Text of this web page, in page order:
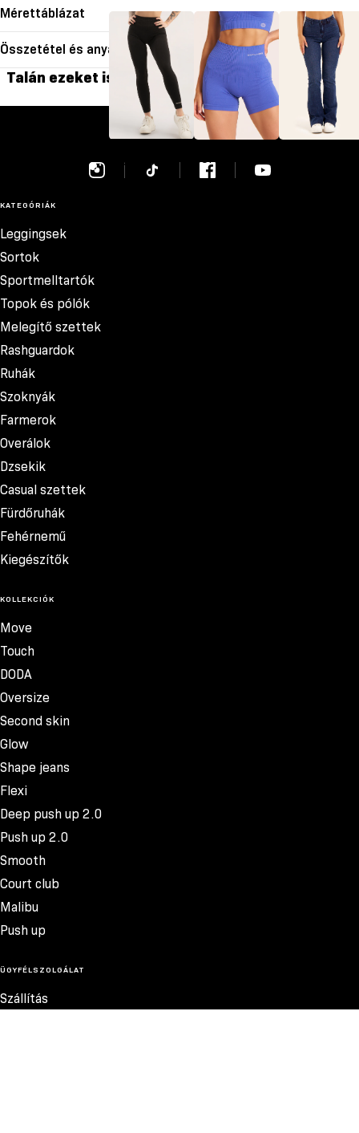
Mérettáblázat
Összetétel és anyagok
Talán ezeket is szereted
GYM GLAMOUR
KATEGÓRIÁK
Leggingsek
Sortok
Sportmelltartók
Topok és pólók
Melegítő szettek
Rashguardok
Ruhák
Szoknyák
Farmerok
Overálok
Dzsekik
Casual szettek
Fürdőruhák
Fehérnemű
Kiegészítők
KOLLEKCIÓK
Move
Touch
DODA
Oversize
Second skin
Glow
Shape jeans
Flexi
Deep push up 2.0
Push up 2.0
Smooth
Court club
Malibu
Push up
ÜGYFÉLSZOLGÁLAT
Szállítás